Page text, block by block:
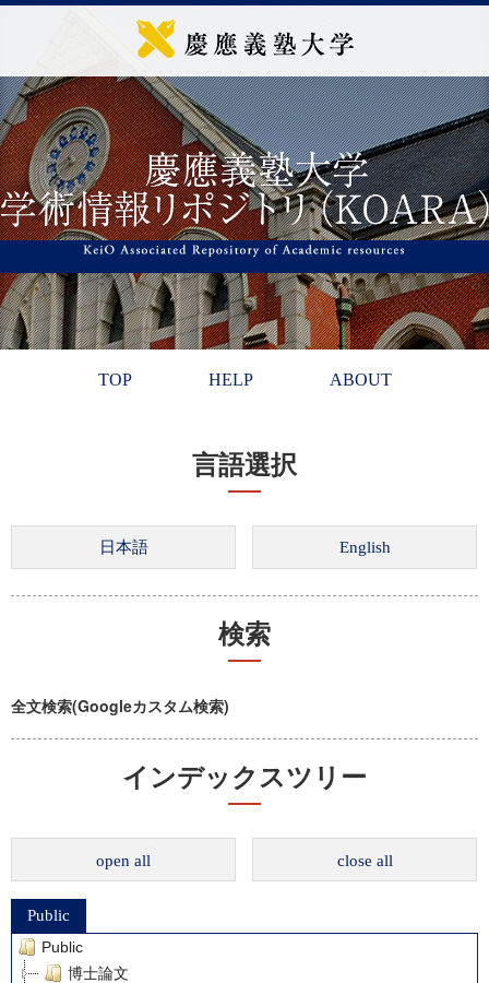
TOP HELP ABOUT
言語選択
検索
全文検索(Googleカスタム検索)
インデックスツリー
open all close all
Public
Public
博士論文